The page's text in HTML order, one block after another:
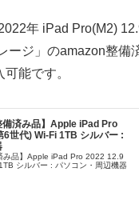
年 iPad Pro(M2)
ージ」のamazon整備
能です。
済み品】Apple iPad Pro
世代) Wi-Fi 1TB シルバー :
み品】Apple iPad Pro 2022 12.9
シルバー : パソコン・周辺機器